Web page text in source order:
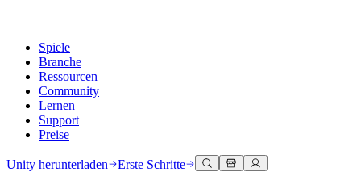
Spiele
Branche
Ressourcen
Community
Lernen
Support
Preise
Unity herunterladen Erste Schritte